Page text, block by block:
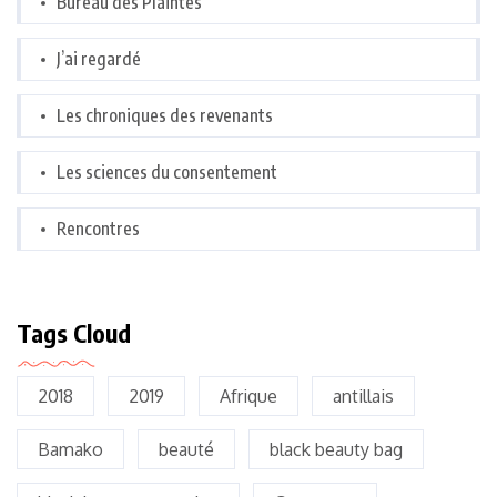
J’ai regardé
Les chroniques des revenants
Les sciences du consentement
Rencontres
Tags Cloud
2018 2019 Afrique antillais
Bamako beauté black beauty bag